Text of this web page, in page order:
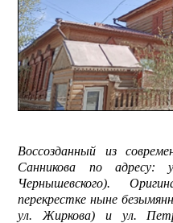
Воссозданный из
Санникова по
Чернышевского).
перекрестке ныне
ул. Жиркова) и ул.